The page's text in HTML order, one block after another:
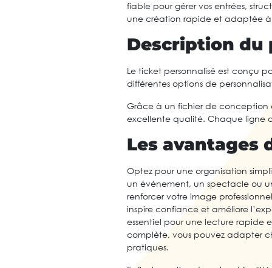
fiable pour gérer vos entrées,
une création rapide et adaptée
Description du
Le ticket personnalisé est conçu
différentes options de
Grâce à un fichier de conception
excellente qualité. Chaque ligne
Les avantages
Optez pour une organisation
un événement, un spectacle ou
renforcer votre image
inspire confiance et améliore
essentiel pour une lecture rapide
complète, vous pouvez adapter
pratiques.